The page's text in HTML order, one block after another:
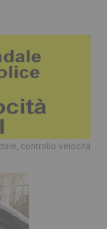
controllo velocità